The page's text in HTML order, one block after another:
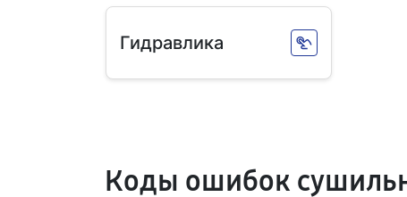
Гидравлика
Коды ошибок